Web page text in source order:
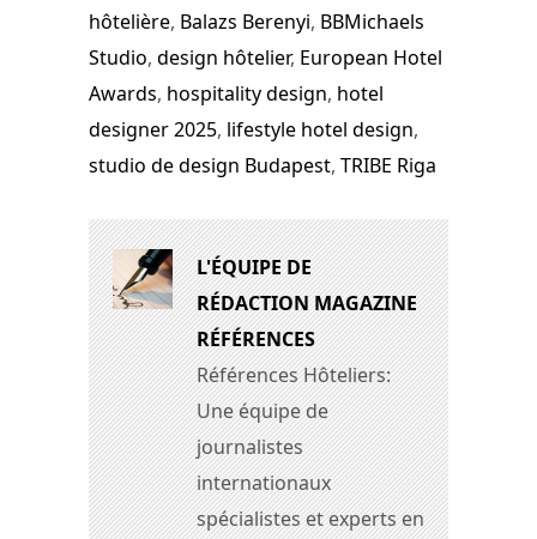
hôtelière, Balazs Berenyi, BBMichaels
Studio, design hôtelier, European Hotel
Awards, hospitality design, hotel
designer 2025, lifestyle hotel design,
studio de design Budapest, TRIBE Riga
L'ÉQUIPE DE
RÉDACTION MAGAZINE
RÉFÉRENCES
Références Hôteliers:
Une équipe de
journalistes
internationaux
spécialistes et experts en